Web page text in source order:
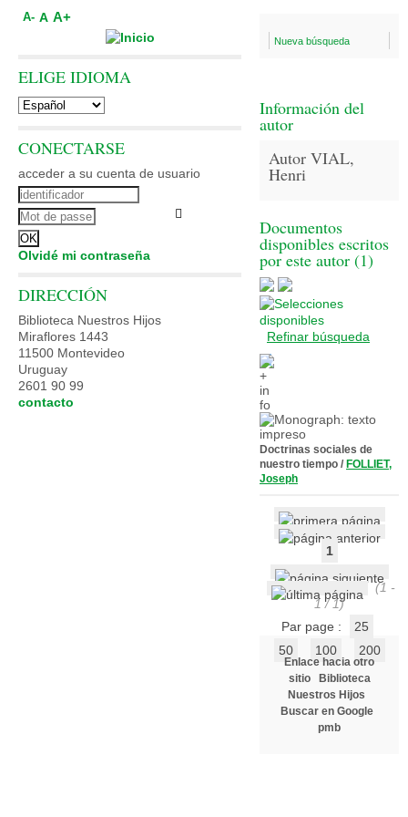
Nueva búsqueda
Información del
autor
Autor VIAL,
Henri
Documentos
disponibles escritos
por este autor (1)
Refinar búsqueda
Doctrinas sociales de
nuestro tiempo / FOLLIET,
Joseph
1
(1 -
1 / 1)
Par page :
25
50
100 200
Enlace hacia otro
sitio
Biblioteca
Nuestros Hijos
Buscar en Google
pmb
A- A A+
ELIGE IDIOMA
CONECTARSE
acceder a su cuenta de usuario
Olvidé mi contraseña
DIRECCIÓN
Biblioteca Nuestros Hijos
Miraflores 1443
11500 Montevideo
Uruguay
2601 90 99
contacto